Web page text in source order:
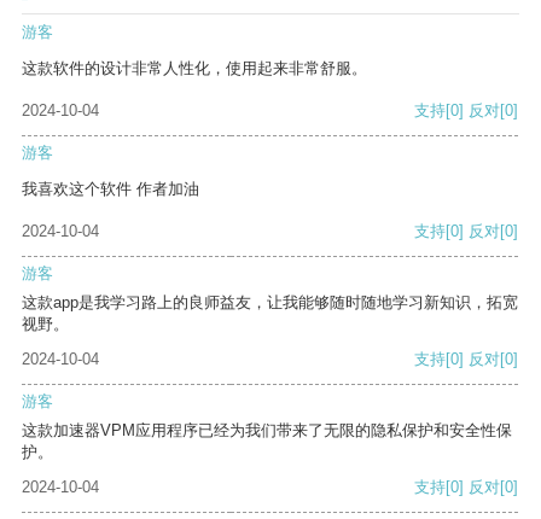
游客
这款软件的设计非常人性化，使用起来非常舒服。
2024-10-04 支持[0] 反对[0]
游客
我喜欢这个软件 作者加油
2024-10-04 支持[0] 反对[0]
游客
这款app是我学习路上的良师益友，让我能够随时随地学习新知识，拓宽
视野。
2024-10-04
支持[0] 反对[0]
游客
这款加速器VPM应用程序已经为我们带来了无限的隐私保护和安全性保
护。
2024-10-04
支持[0] 反对[0]